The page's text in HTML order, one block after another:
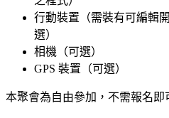
行動裝置（需裝有可編輯
選）
相機（可選）
GPS 裝置（可選）
本聚會為自由參加，不需報名即